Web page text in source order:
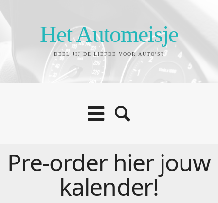
Het Automeisje
DEEL JIJ DE LIEFDE VOOR AUTO'S?
Pre-order hier jouw
kalender!